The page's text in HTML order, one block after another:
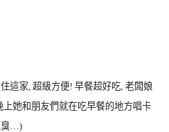
這家, 超級方便! 早餐超好吃, 老闆娘
上她和朋友們就在吃早餐的地方唱卡
臭…)